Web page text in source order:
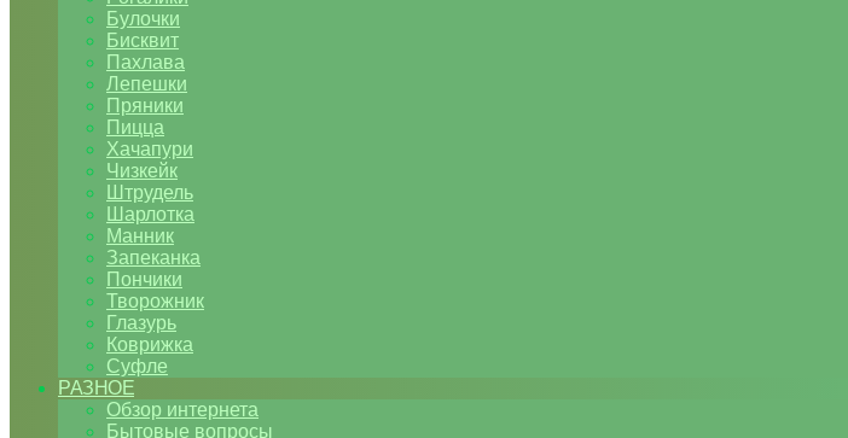
Булочки
Бисквит
Пахлава
Лепешки
Пряники
Пицца
Хачапури
Чизкейк
Штрудель
Шарлотка
Манник
Запеканка
Пончики
Творожник
Глазурь
Коврижка
Суфле
РАЗНОЕ
Обзор интернета
Бытовые вопросы